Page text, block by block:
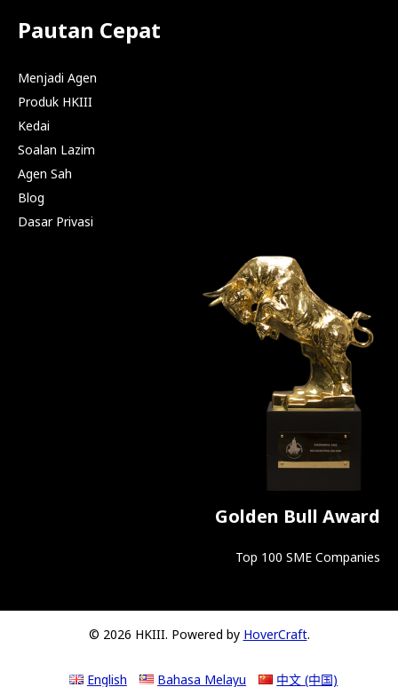
Pautan Cepat
Menjadi Agen
Produk HKIII
Kedai
Soalan Lazim
Agen Sah
Blog
Dasar Privasi
Golden Bull Award
Top 100 SME Companies
© 2026 HKIII. Powered by HoverCraft.
English Bahasa Melayu 中文 (中国)